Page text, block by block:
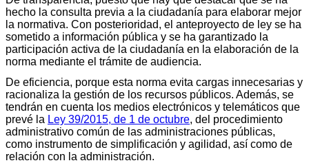
hecho la consulta previa a la ciudadanía para elaborar mejor
la normativa. Con posterioridad, el anteproyecto de ley se ha
sometido a información pública y se ha garantizado la
participación activa de la ciudadanía en la elaboración de la
norma mediante el trámite de audiencia.
De eficiencia, porque esta norma evita cargas innecesarias y
racionaliza la gestión de los recursos públicos. Además, se
tendrán en cuenta los medios electrónicos y telemáticos que
prevé la Ley 39/2015, de 1 de octubre, del procedimiento
administrativo común de las administraciones públicas,
como instrumento de simplificación y agilidad, así como de
relación con la administración.